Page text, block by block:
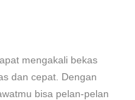
mengakali bekas
dan cepat. Dengan
bisa pelan-pelan